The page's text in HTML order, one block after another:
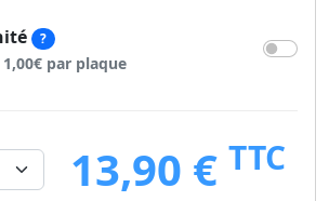
?
1,00€ par plaque
13,90 € TTC
13.9€